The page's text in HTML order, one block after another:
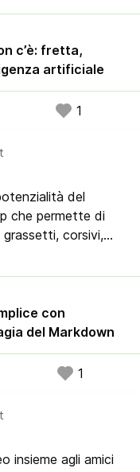
ma è lo
in cui ha lavorato,
l’esperienza con
c’è: fretta,
artificiale
1
del
che permette di
corsivi,
tabelle usando
successivamente
odt, pdf, epub e
con
del Markdown
1
insieme agli amici